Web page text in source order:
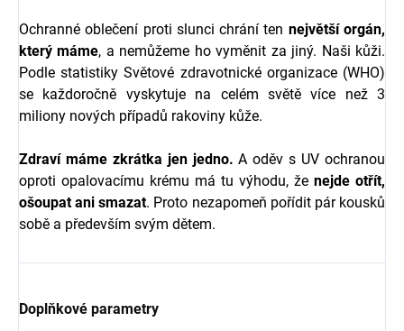
Ochranné oblečení proti slunci chrání ten největší orgán,
který máme, a nemůžeme ho vyměnit za jiný. Naši kůži.
Podle statistiky Světové zdravotnické organizace (WHO)
se každoročně vyskytuje na celém světě více než 3
miliony nových případů rakoviny kůže.
Zdraví máme zkrátka jen jedno. A oděv s UV ochranou
oproti opalovacímu krému má tu výhodu, že nejde otřít,
ošoupat ani smazat. Proto nezapomeň pořídit pár kousků
sobě a především svým dětem.
Doplňkové parametry